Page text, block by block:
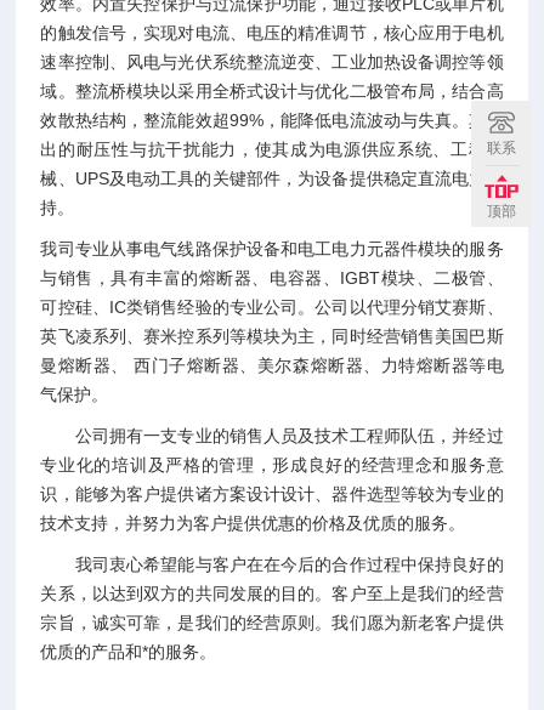
的触发信号，实现对电流、电压的精准调节，核心应用于电机
速率控制、风电与光伏系统整流逆变、工业加热设备调控等领
域。整流桥模块以采用全桥式设计与优化二极管布局，结合高
效散热结构，整流能效超99%，能降低电流波动与失真。其突
出的耐压性与抗干扰能力，使其成为电源供应系统、工程机
械、UPS及电动工具的关键部件，为设备提供稳定直流电力支
持。
我司专业从事电气线路保护设备和电工电力元器件模块的服务
与销售，具有丰富的熔断器、电容器、IGBT模块、二极管、
可控硅、IC类销售经验的专业公司。公司以代理分销艾赛斯、
英飞凌系列、赛米控系列等模块为主，同时经营销售美国巴斯
曼熔断器、 西门子熔断器、美尔森熔断器、力特熔断器等电
气保护。
公司拥有一支专业的销售人员及技术工程师队伍，并经过
专业化的培训及严格的管理，形成良好的经营理念和服务意
识，能够为客户提供诸方案设计设计、器件选型等较为专业的
技术支持，并努力为客户提供优惠的价格及优质的服务。
我司衷心希望能与客户在在今后的合作过程中保持良好的
关系，以达到双方的共同发展的目的。客户至上是我们的经营
宗旨，诚实可靠，是我们的经营原则。我们愿为新老客户提供
优质的产品和*的服务。
联系
顶部